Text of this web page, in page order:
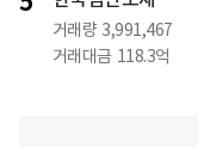
거래량 3,991,467
거래대금 118.3억